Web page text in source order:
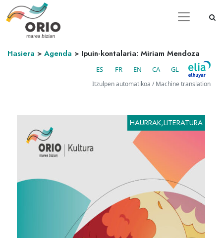
Hasiera > Agenda > Ipuin-kontalaria: Miriam Mendoza
ES FR EN CA GL
Itzulpen automatikoa / Machine translation
HAURRAK,LITERATURA